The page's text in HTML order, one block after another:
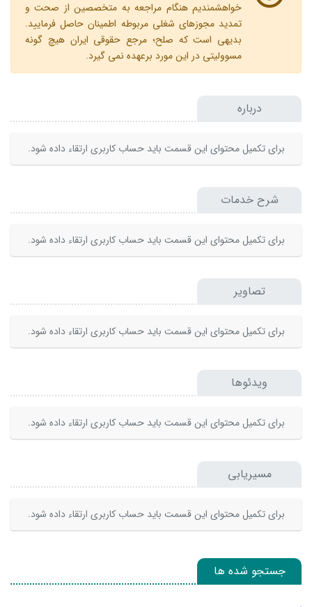
خواهشمندیم هنگام مراجعه به متخصصین از صحت و
تمدید مجوزهای شغلی مربوطه اطمینان حاصل فرمایید.
بدیهی است که صلح؛ مرجع حقوقی ایران هیچ گونه
مسوولیتی در این مورد برعهده نمی گیرد.
درباره
برای تکمیل محتوای این قسمت باید حساب کاربری ارتقاء داده شود.
شرح خدمات
برای تکمیل محتوای این قسمت باید حساب کاربری ارتقاء داده شود.
تصاویر
برای تکمیل محتوای این قسمت باید حساب کاربری ارتقاء داده شود.
ویدئوها
برای تکمیل محتوای این قسمت باید حساب کاربری ارتقاء داده شود.
مسیریابی
برای تکمیل محتوای این قسمت باید حساب کاربری ارتقاء داده شود.
جستجو شده ها